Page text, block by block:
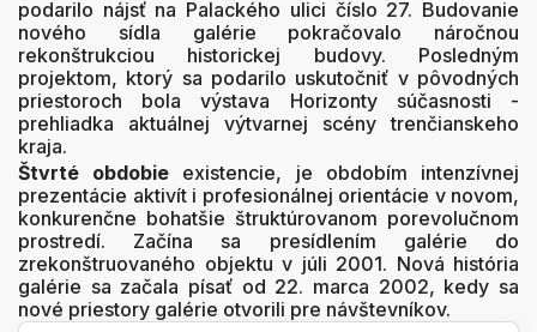
podarilo nájsť na Palackého ulici číslo 27. Budovanie
nového sídla galérie pokračovalo náročnou
rekonštrukciou historickej budovy. Posledným
projektom, ktorý sa podarilo uskutočniť v pôvodných
priestoroch bola výstava Horizonty súčasnosti -
prehliadka aktuálnej výtvarnej scény trenčianskeho
kraja.
Štvrté obdobie existencie, je obdobím intenzívnej
prezentácie aktivít i profesionálnej orientácie v novom,
konkurenčne bohatšie štruktúrovanom porevolučnom
prostredí. Začína sa presídlením galérie do
zrekonštruovaného objektu v júli 2001. Nová história
galérie sa začala písať od 22. marca 2002, kedy sa
nové priestory galérie otvorili pre návštevníkov.